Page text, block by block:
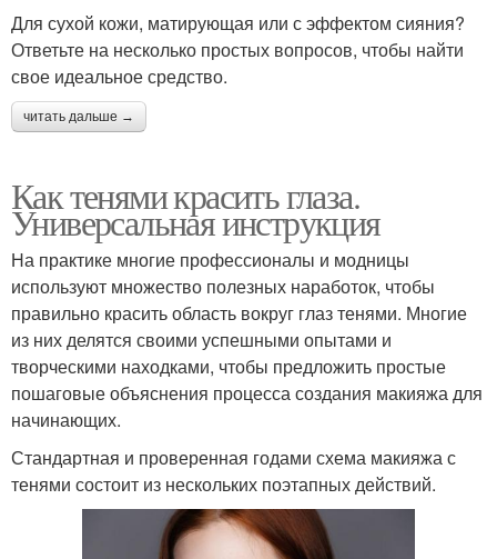
Для сухой кожи, матирующая или с эффектом сияния?
Ответьте на несколько простых вопросов, чтобы найти
свое идеальное средство.
читать дальше →
Как тенями красить глаза.
Универсальная инструкция
На практике многие профессионалы и модницы
используют множество полезных наработок, чтобы
правильно красить область вокруг глаз тенями. Многие
из них делятся своими успешными опытами и
творческими находками, чтобы предложить простые
пошаговые объяснения процесса создания макияжа для
начинающих.
Стандартная и проверенная годами схема макияжа с
тенями состоит из нескольких поэтапных действий.